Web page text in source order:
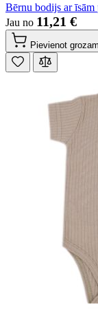
Bērnu bodijs ar
Jau no 11,21 €
Pievienot grozam